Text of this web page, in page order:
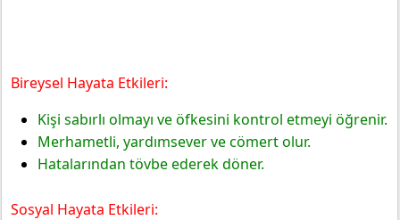
Bireysel Hayata Etkileri:
Kişi sabırlı olmayı ve öfkesini kontrol etmeyi öğrenir.
Merhametli, yardımsever ve cömert olur.
Hatalarından tövbe ederek döner.
Sosyal Hayata Etkileri: